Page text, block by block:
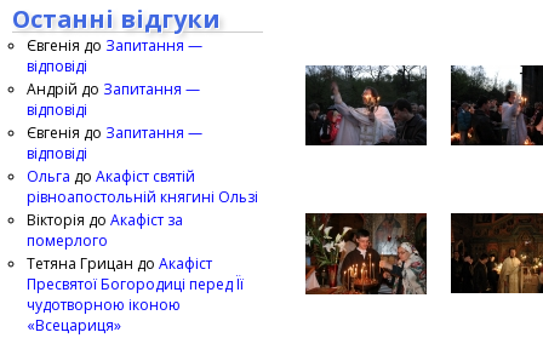
Останні відгуки
Євгенія до Запитання —
відповіді
Андрій до Запитання —
відповіді
Євгенія до Запитання —
відповіді
Ольга до Акафіст святій
рівноапостольній княгині Ользі
Вікторія до Акафіст за
померлого
Тетяна Грицан до Акафіст
Пресвятої Богородиці перед Її
чудотворною іконою
«Всецариця»